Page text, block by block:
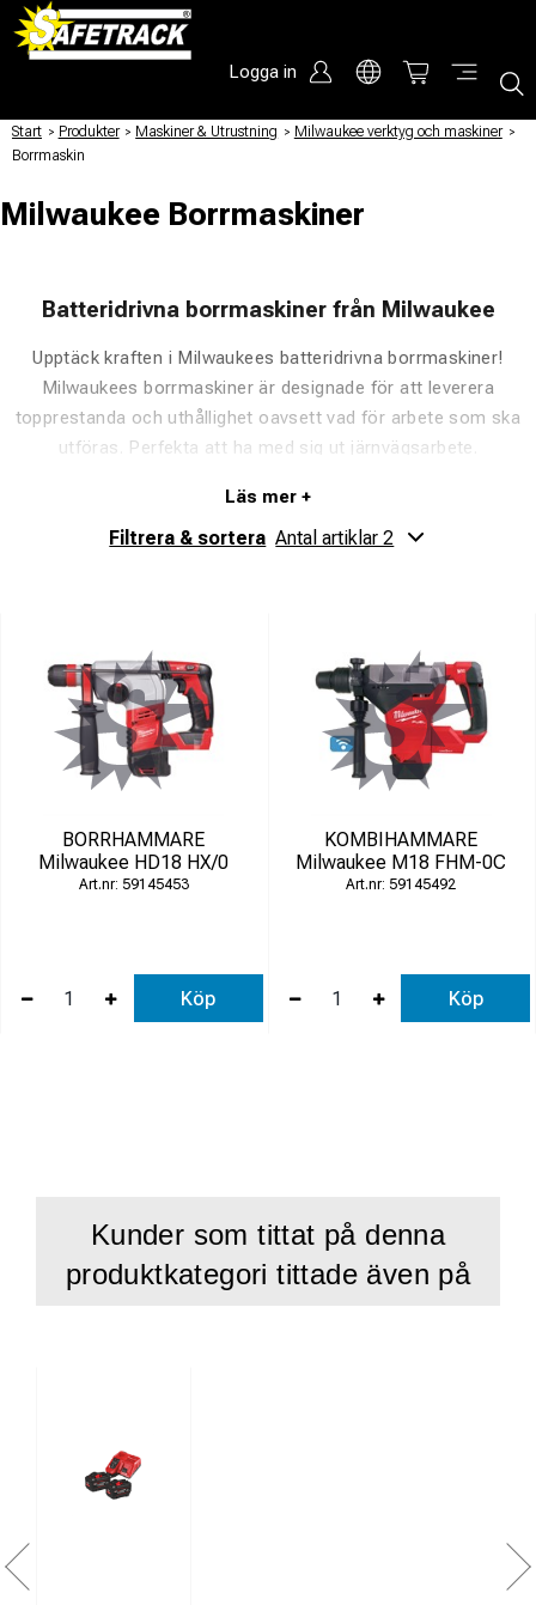
Logga in
Start / Produkter / Maskiner & Utrustning / Milwaukee verktyg och maskiner /
Borrmaskin
Milwaukee Borrmaskiner
Batteridrivna borrmaskiner från Milwaukee
Upptäck kraften i Milwaukees batteridrivna borrmaskiner!
Milwaukees borrmaskiner är designade för att leverera
topprestanda och uthållighet oavsett vad för arbete som ska
utföras. Perfekta att ha med sig ut järnvägsarbete.
ION™ High Output™-batteritekniken garanteras överlägsen
kraft och uthållighet, som i t.exMilwaukee Borrmaskin-
kabelsaxar,mutterdragare batterier och laddare
Hittar du inte det ni söker, vänligenkontakta ossdirekt så
hjälper vi dig!
Filtrera & sortera Antal artiklar 2
BORRHAMMARE
Milwaukee HD18 HX/0
59145453
Köp
KOMBIHAMMARE
Milwaukee M18 FHM-0C
59145492
Köp
Kunder som tittat på denna
produktkategori tittade även på